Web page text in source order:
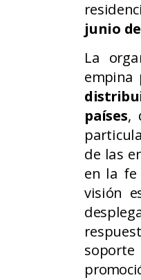
junio
La
países,
de las
en la
visión